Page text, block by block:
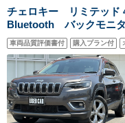
チェロキー リミテッ
Bluetooth バックモニ
シート パワーシート
ドア コーナーセンサ
ートキー スペア 記録
車両品質評価書付 購入プラン付